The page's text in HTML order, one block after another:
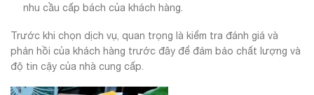
nhu cầu cấp bách của khách hàng.
Trước khi chọn dịch vụ, quan trọng là kiểm tra đánh giá và
phản hồi của khách hàng trước đây để đảm bảo chất lượng và
độ tin cậy của nhà cung cấp.